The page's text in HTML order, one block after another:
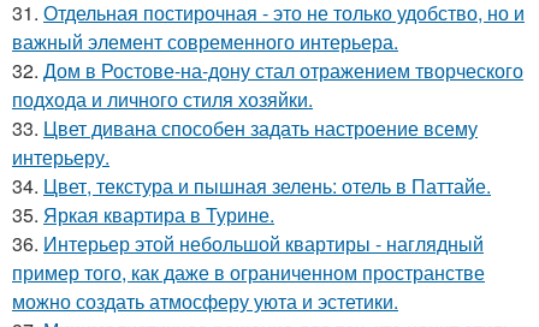
31. Отдельная постирочная - это не только удобство, но и
важный элемент современного интерьера.
32. Дом в Ростове-на-дону стал отражением творческого
подхода и личного стиля хозяйки.
33. Цвет дивана способен задать настроение всему
интерьеру.
34. Цвет, текстура и пышная зелень: отель в Паттайе.
35. Яркая квартира в Турине.
36. Интерьер этой небольшой квартиры - наглядный
пример того, как даже в ограниченном пространстве
можно создать атмосферу уюта и эстетики.